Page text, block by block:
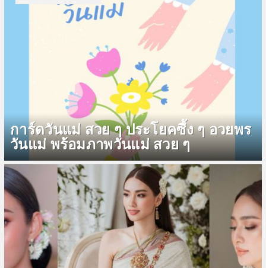
การ์ดวันแม่ สวย ๆ ประโยคซึ้ง ๆ อวยพร
วันแม่ พร้อมภาพวันแม่ สวย ๆ